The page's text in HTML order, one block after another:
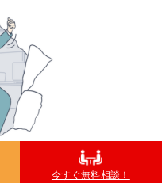
今すぐ無料相談！